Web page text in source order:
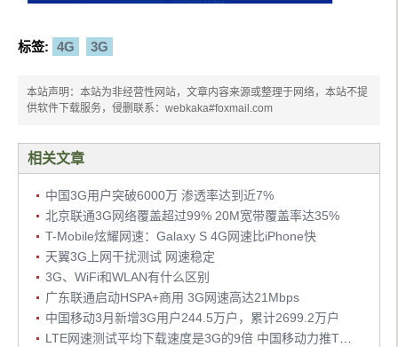
标签: 4G 3G
本站声明：本站为非经营性网站，文章内容来源或整理于网络，本站不提
供软件下载服务，侵删联系：webkaka#foxmail.com
相关文章
中国3G用户突破6000万 渗透率达到近7%
北京联通3G网络覆盖超过99% 20M宽带覆盖率达35%
T-Mobile炫耀网速：Galaxy S 4G网速比iPhone快
天翼3G上网干扰测试 网速稳定
3G、WiFi和WLAN有什么区别
广东联通启动HSPA+商用 3G网速高达21Mbps
中国移动3月新增3G用户244.5万户，累计2699.2万户
LTE网速测试平均下载速度是3G的9倍 中国移动力推TD-LTE